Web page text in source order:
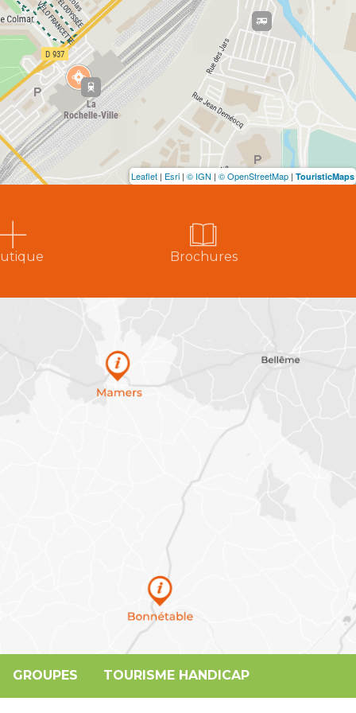
Leaflet | Esri | © IGN | © OpenStreetMap | TouristicMaps
Brochures
GROUPES TOURISME HANDICAP